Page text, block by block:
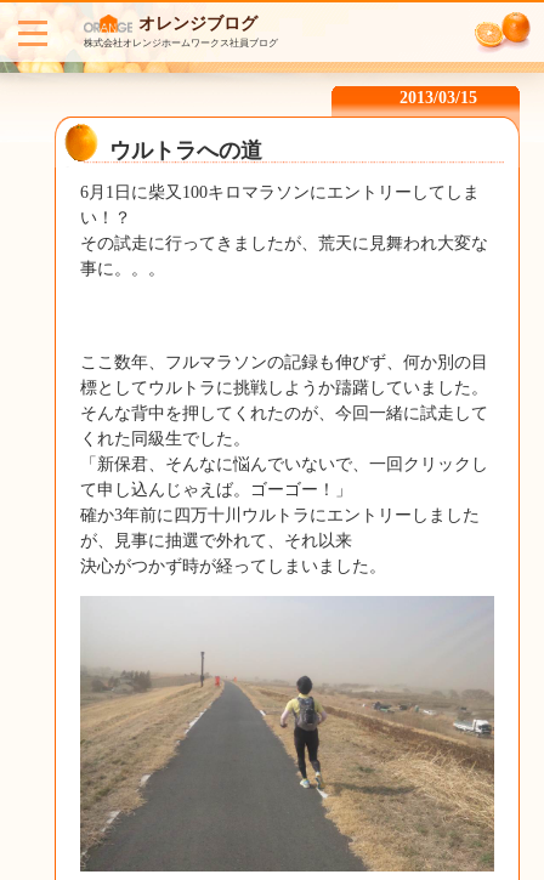
オレンジブログ
株式会社オレンジホームワークス社員ブログ
2013/03/15
ウルトラへの道
6月1日に柴又100キロマラソンにエントリーしてしま
い！？
その試走に行ってきましたが、荒天に見舞われ大変な
事に。。。
ここ数年、フルマラソンの記録も伸びず、何か別の目
標としてウルトラに挑戦しようか躊躇していました。
そんな背中を押してくれたのが、今回一緒に試走して
くれた同級生でした。
「新保君、そんなに悩んでいないで、一回クリックし
て申し込んじゃえば。ゴーゴー！」
確か3年前に四万十川ウルトラにエントリーしました
が、見事に抽選で外れて、それ以来
決心がつかず時が経ってしまいました。